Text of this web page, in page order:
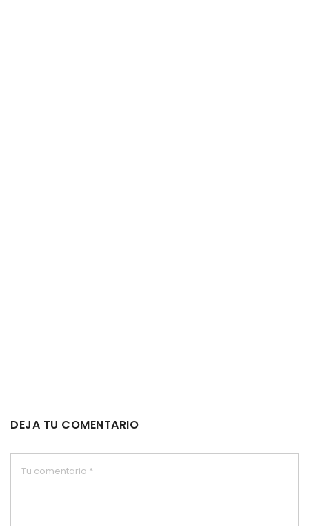
DEJA TU COMENTARIO